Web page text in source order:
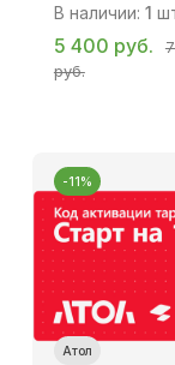
В наличии: 1
5 400 руб.
руб.
-11%
Атол